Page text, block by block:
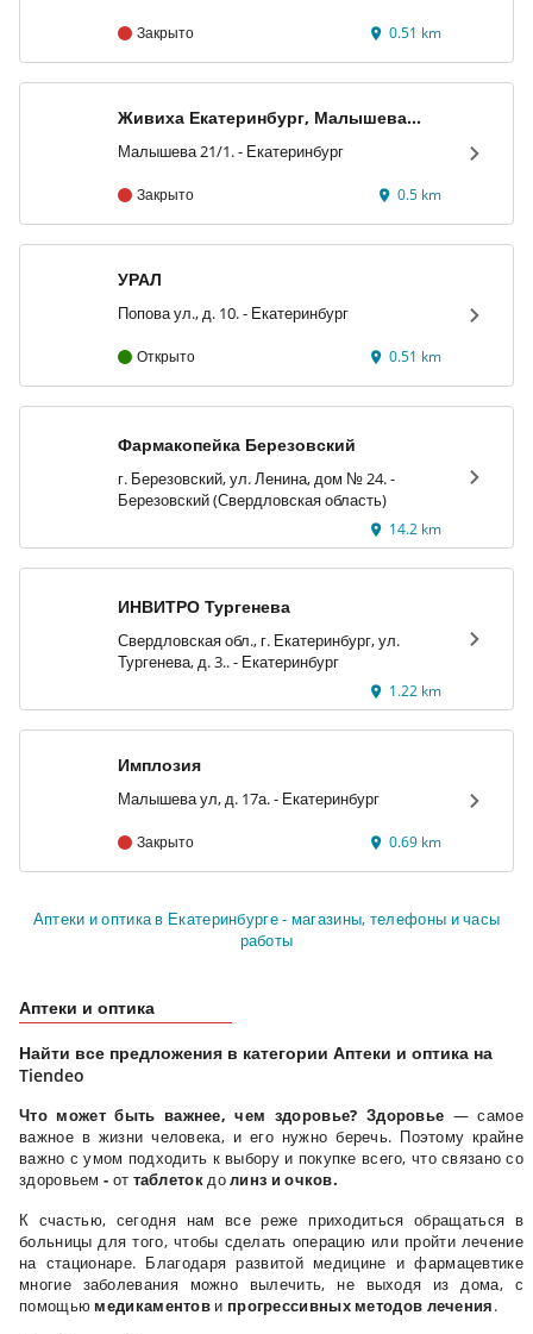
Закрыто 0.51 km
Живиха Екатеринбург, Малышева
Малышева 21/1. - Екатеринбург
Закрыто 0.5 km
УРАЛ
Попова ул., д. 10. - Екатеринбург
Открыто 0.51 km
Фармакопейка Березовский
г. Березовский, ул. Ленина, дом № 24. -
Березовский (Свердловская область)
14.2 km
ИНВИТРО Тургенева
Свердловская обл., г. Екатеринбург, ул.
Тургенева, д. 3.. - Екатеринбург
1.22 km
Имплозия
Малышева ул, д. 17а. - Екатеринбург
Закрыто 0.69 km
Аптеки и оптика в Екатеринбурге - магазины, телефоны и часы
работы
Аптеки и оптика
Найти все предложения в категории Аптеки и оптика на
Tiendeo
Что может быть важнее, чем здоровье? Здоровье — самое
важное в жизни человека, и его нужно беречь. Поэтому крайне
важно с умом подходить к выбору и покупке всего, что связано со
здоровьем - от таблетокдолинз и очков.
К счастью, сегодня нам все реже приходиться обращаться в
больницы для того, чтобы сделать операцию или пройти лечение
на стационаре. Благодаря развитой медицине и фармацевтике
многие заболевания можно вылечить, не выходя из дома, с
помощью медикаментов и прогрессивных методов лечения.